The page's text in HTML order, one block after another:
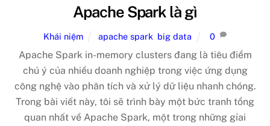
Apache Spark là gì
Khái niệm apache spark big data 0
Apache Spark in-memory clusters đang là tiêu điểm
chú ý của nhiều doanh nghiệp trong việc ứng dụng
công nghệ vào phân tích và xử lý dữ liệu nhanh chóng.
Trong bài viết này, tôi sẽ trình bày một bức tranh tổng
quan nhất về Apache Spark, một trong những gỉai